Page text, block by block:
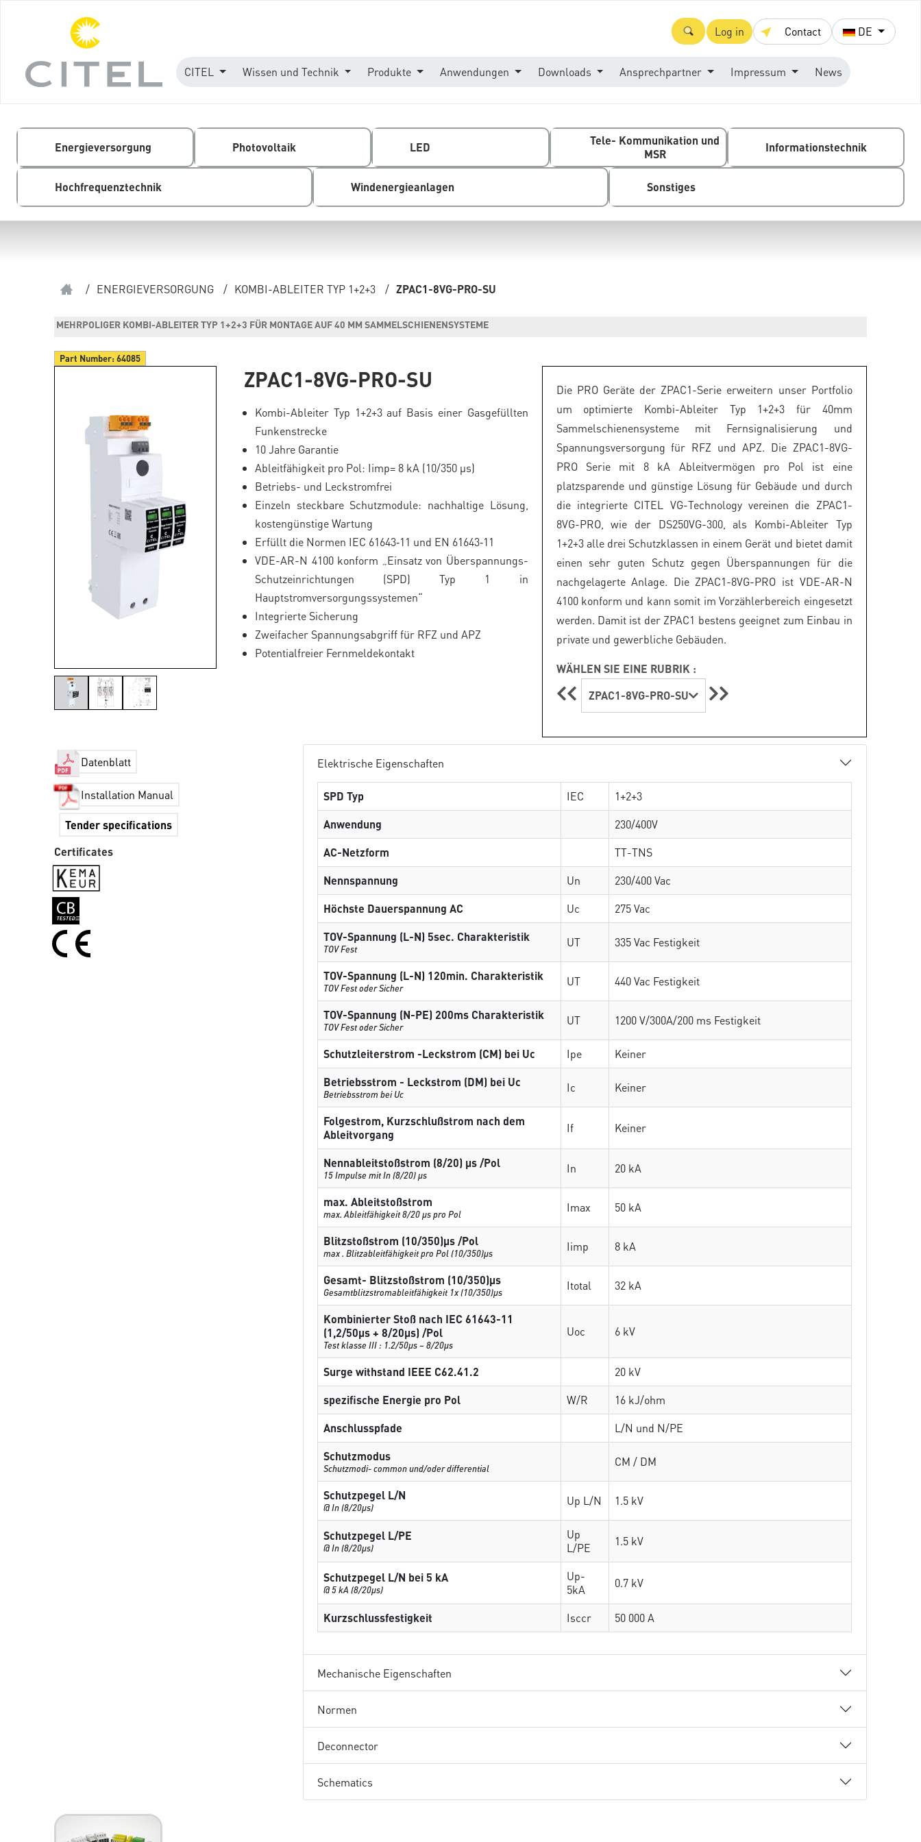
Log in Contact DE
CITEL Wissen und Technik Produkte Anwendungen Downloads Ansprechpartner Impressum News
Energieversorgung Photovoltaik LED
Tele- Kommunikation und
MSR
Informationstechnik
Hochfrequenztechnik Windenergieanlagen Sonstiges
/ ENERGIEVERSORGUNG / KOMBI-ABLEITER TYP 1+2+3 / ZPAC1-8VG-PRO-SU
MEHRPOLIGER KOMBI-ABLEITER TYP 1+2+3 FÜR MONTAGE AUF 40 MM SAMMELSCHIENENSYSTEME
Part Number:64085
ZPAC1-8VG-PRO-SU
Kombi-Ableiter Typ 1+2+3 auf Basis einer Gasgefüllten
Funkenstrecke
10 Jahre Garantie
Ableitfähigkeit pro Pol: Iimp= 8 kA (10/350 μs)
Betriebs- und Leckstromfrei
Einzeln steckbare Schutzmodule: nachhaltige Lösung,
kostengünstige Wartung
Erfüllt die Normen IEC 61643‑11 und EN 61643‑11
VDE-AR-N 4100 konform „Einsatz von Überspannungs-
Schutzeinrichtungen (SPD) Typ 1 in
Hauptstromversorgungssystemen“
Integrierte Sicherung
Zweifacher Spannungsabgriff für RFZ und APZ
Potentialfreier Fernmeldekontakt
Die PRO Geräte der ZPAC1-Serie erweitern unser Portfolio
um optimierte Kombi-Ableiter Typ 1+2+3 für 40mm
Sammelschienensysteme mit Fernsignalisierung und
Spannungsversorgung für RFZ und APZ. Die ZPAC1-8VG-
PRO Serie mit 8 kA Ableitvermögen pro Pol ist eine
platzsparende und günstige Lösung für Gebäude und durch
die integrierte CITEL VG-Technology vereinen die ZPAC1-
8VG-PRO, wie der DS250VG-300, als Kombi-Ableiter Typ
1+2+3 alle drei Schutzklassen in einem Gerät und bietet damit
einen sehr guten Schutz gegen Überspannungen für die
nachgelagerte Anlage. Die ZPAC1-8VG-PRO ist VDE-AR-N
4100 konform und kann somit im Vorzählerbereich eingesetzt
werden. Damit ist der ZPAC1 bestens geeignet zum Einbau in
private und gewerbliche Gebäuden.
WÄHLEN SIE EINE RUBRIK :
ZPAC1-8VG-PRO-SU
Datenblatt
Installation Manual
Tender specifications
Certificates
Elektrische Eigenschaften
SPD Typ IEC
1+2+3
Anwendung
230/400V
AC-Netzform
TT-TNS
Nennspannung
Un
230/400 Vac
Höchste Dauerspannung AC
Uc
275 Vac
TOV-Spannung (L-N) 5sec. Charakteristik
TOV Fest UT 335 Vac Festigkeit
TOV-Spannung (L-N) 120min. Charakteristik
TOV Fest oder Sicher UT 440 Vac Festigkeit
TOV-Spannung (N-PE) 200ms Charakteristik
TOV Fest oder Sicher UT 1200 V/300A/200 ms Festigkeit
Schutzleiterstrom -Leckstrom (CM) bei Uc Ipe
Keiner
Betriebsstrom - Leckstrom (DM) bei Uc
Betriebsstrom bei Uc Ic Keiner
Folgestrom, Kurzschlußstrom nach dem
Ableitvorgang
If Keiner
Nennableitstoßstrom (8/20) µs /Pol
15 Impulse mit In (8/20) µs In 20 kA
max. Ableitstoßstrom
max. Ableitfähigkeit 8/20 µs pro Pol Imax 50 kA
Blitzstoßstrom (10/350)µs /Pol
max . Blitzableitfähigkeit pro Pol (10/350)µs Iimp 8 kA
Gesamt- Blitzstoßstrom (10/350)µs
Gesamtblitzstromableitfähigkeit 1x (10/350)µs Itotal 32 kA
Kombinierter Stoß nach IEC 61643-11
(1,2/50µs + 8/20µs) /Pol
Test klasse III : 1.2/50µs – 8/20µs
Uoc 6 kV
Surge withstand IEEE C62.41.2
20 kV
spezifische Energie pro Pol
W/R
16 kJ/ohm
Anschlusspfade
L/N und N/PE
Schutzmodus
Schutzmodi- common und/oder differential CM / DM
Schutzpegel L/N
@ In (8/20µs) Up L/N 1.5 kV
Schutzpegel L/PE
@ In (8/20µs)
Up
L/PE
1.5 kV
Schutzpegel L/N bei 5 kA
@ 5 kA (8/20µs)
Up-
5kA
0.7 kV
Kurzschlussfestigkeit Isccr 50 000 A
Mechanische Eigenschaften
Normen
Deconnector
Schematics